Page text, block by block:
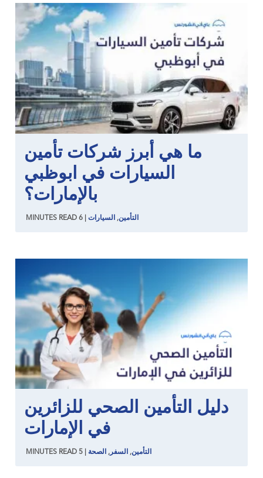
ما هي أبرز شركات تأمين
السيارات في ابوظبي
بالإمارات؟
التأمين, السيارات 6
MINUTES READ
دليل التأمين الصحي للزائرين
في الإمارات
التأمين, السفر , الصحة 5
MINUTES READ